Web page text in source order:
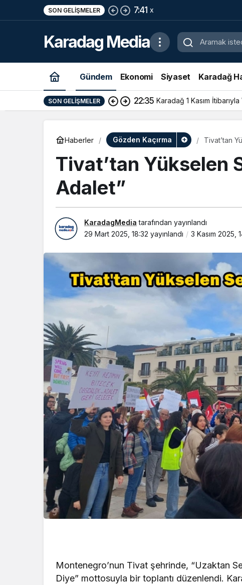
SON GELIŞMELER 15:00
Karadag Media
Gündem Ekonomi Siyaset Karadağ
SON GELIŞMELER 16:22 Podgorica’da Bir Polisin
Haberler Gözden Kaçırma Tivat’tan
Tivat’tan Yükselen
Adalet”
KaradagMedia tarafından yayınlandı
29 Mart 2025, 18:32 yayınlandı 3 Kasım 2025,
Montenegro’nun Tivat şehrinde, “Uzaktan
Diye” mottosuyla bir toplantı düzenlendi.